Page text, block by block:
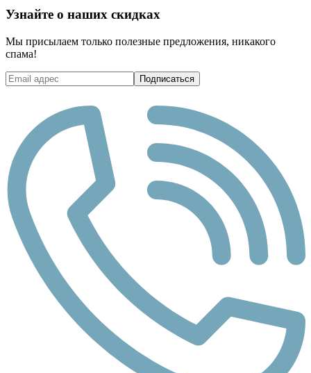
Узнайте о наших скидках
Мы присылаем только полезные предложения, никакого
спама!
Подписаться